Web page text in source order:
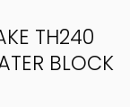
TH240
BLOCK